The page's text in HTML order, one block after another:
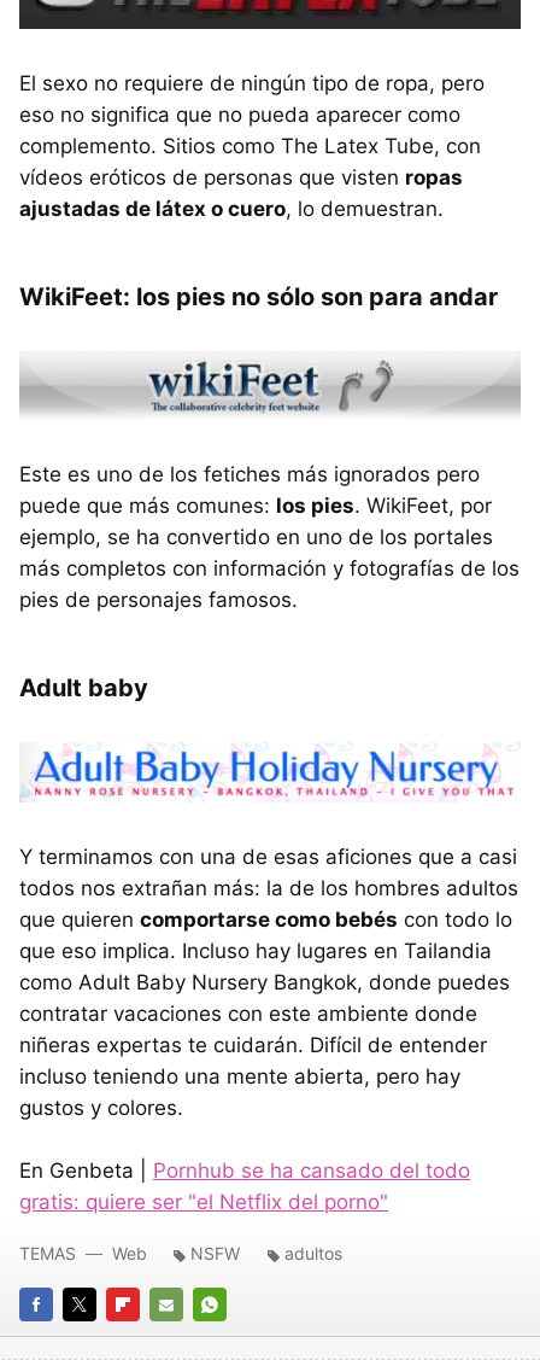
El sexo no requiere de ningún tipo de ropa, pero
eso no significa que no pueda aparecer como
complemento. Sitios como The Latex Tube, con
vídeos eróticos de personas que visten ropas
ajustadas de látex o cuero, lo demuestran.
WikiFeet: los pies no sólo son para andar
Este es uno de los fetiches más ignorados pero
puede que más comunes: los pies. WikiFeet, por
ejemplo, se ha convertido en uno de los portales
más completos con información y fotografías de los
pies de personajes famosos.
Adult baby
Y terminamos con una de esas aficiones que a casi
todos nos extrañan más: la de los hombres adultos
que quieren comportarse como bebés con todo lo
que eso implica. Incluso hay lugares en Tailandia
como Adult Baby Nursery Bangkok, donde puedes
contratar vacaciones con este ambiente donde
niñeras expertas te cuidarán. Difícil de entender
incluso teniendo una mente abierta, pero hay
gustos y colores.
En Genbeta | Pornhub se ha cansado del todo
gratis: quiere ser "el Netflix del porno"
FACEBOOK
TWITTERFLIPBOARD
E-
WHATSAPP
TEMAS Web NSFW adultos